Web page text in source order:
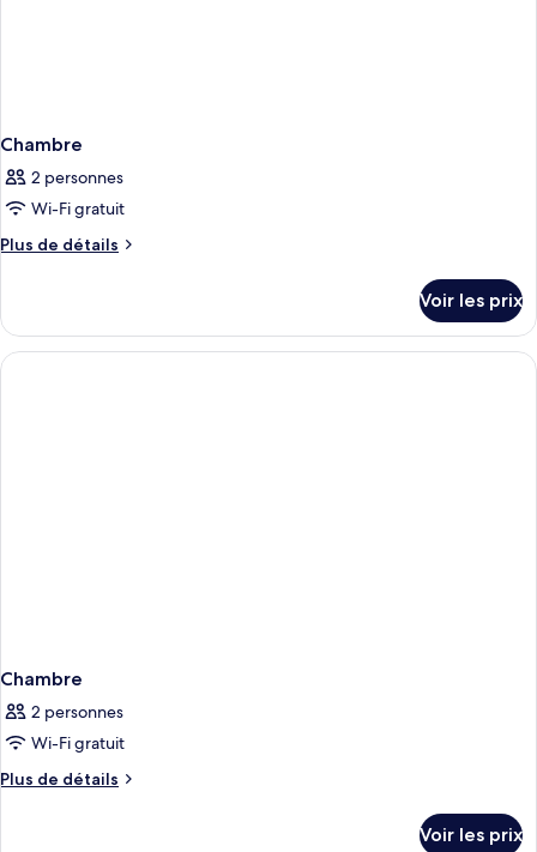
Chambre
2 personnes
Wi-Fi gratuit
Plus de détails
Plus
le
type
de
Voir les prix
Chambre
2 personnes
Wi-Fi gratuit
Plus de détails
Plus
Voir les prix